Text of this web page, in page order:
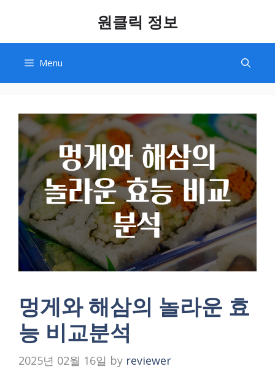
content
원클릭 정보
Menu
멍게와 해삼의 놀라운 효
능 비교분석
2025년 02월 16일 by reviewer